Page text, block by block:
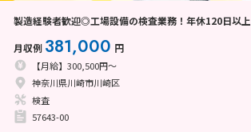
製造経験者歓迎◎工場設備の検査業務！年休120日以上
月収例 381,000 円
【月給】300,500円～
神奈川県川崎市川崎区
検査
57643-00